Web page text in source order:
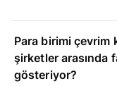
Para birimi çevrim
şirketler arasında
gösteriyor?